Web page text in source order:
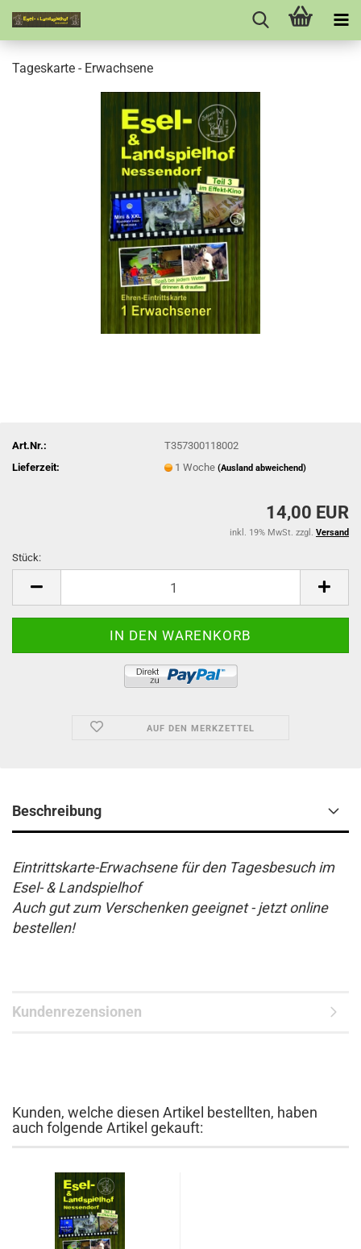
Tageskarte - Erwachsene
Art.Nr.:
T357300118002
Lieferzeit:
1 Woche(Ausland abweichend)
14,00 EUR
inkl. 19% MwSt. zzgl. Versand
Stück:
AUF DEN MERKZETTEL
Beschreibung
Eintrittskarte-Erwachsene für den Tagesbesuch im
Esel- & Landspielhof
Auch gut zum Verschenken geeignet - jetzt online
bestellen!
Kundenrezensionen
Kunden, welche diesen Artikel bestellten, haben
auch folgende Artikel gekauft: